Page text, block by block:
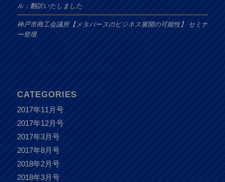
ル：翻訳いたしました
神戸市商工会議所【メタバースのビジネス展開の可能性】 セミナ
ー登壇
CATEGORIES
2017年11月号
2017年12月号
2017年3月号
2017年8月号
2018年2月号
2018年3月号